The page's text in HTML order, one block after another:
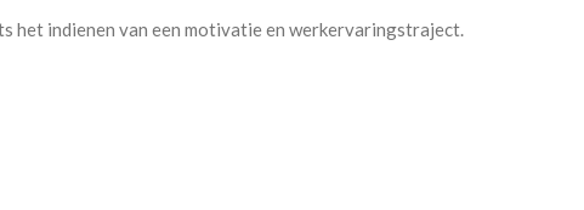
het indienen van een motivatie en werkervaringstraject.